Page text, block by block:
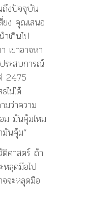
ถึงปัจจุบัน
ยง คุณเสนอ
เกินไป
เขาอาจหา
ระสบการณ์
2475
ม่ได้
มว่าความ
ม มันคุ้มไหม
มันคุ้ม”
ติศาสตร์ ถ้า
หลุดมือไป
จจะหลุดมือ